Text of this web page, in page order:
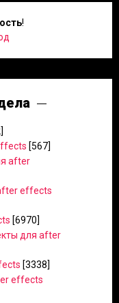
!
[567]
after
effects
[6970]
для after
[3338]
effects